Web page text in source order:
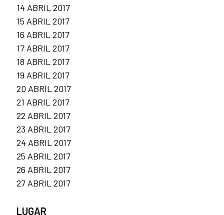
14 ABRIL 2017
15 ABRIL 2017
16 ABRIL 2017
17 ABRIL 2017
18 ABRIL 2017
19 ABRIL 2017
20 ABRIL 2017
21 ABRIL 2017
22 ABRIL 2017
23 ABRIL 2017
24 ABRIL 2017
25 ABRIL 2017
26 ABRIL 2017
27 ABRIL 2017
LUGAR